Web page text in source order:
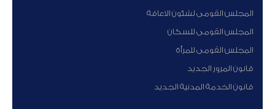
المجلس القومى لشئون الاعاقة
المجلس القومى للسكان
المجلس القومى للمرأة
قانون المرور الجديد
قانون الخدمة المدنية الجديد